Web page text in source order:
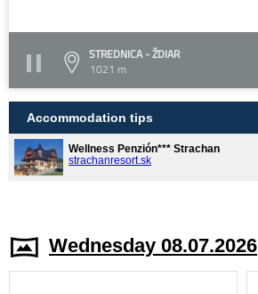
STREDNICA - ŽDIAR
1021 m
Accommodation tips
Wellness Penzión*** Strachan
strachanresort.sk
Wednesday 08.07.2026